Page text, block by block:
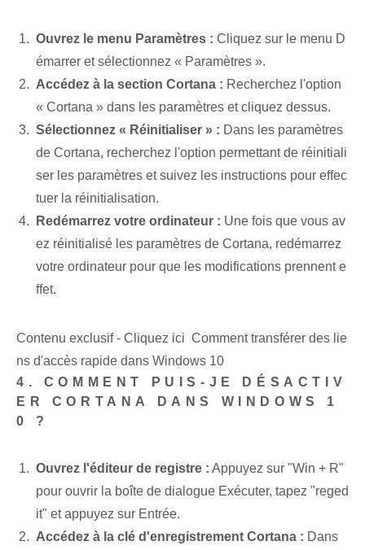
Ouvrez le menu Paramètres : Cliquez sur le menu D
émarrer et sélectionnez « Paramètres ».
Accédez à la section Cortana : Recherchez l'option
« Cortana » dans les paramètres et cliquez dessus.
Sélectionnez « Réinitialiser » : Dans les paramètres
de Cortana, recherchez l'option permettant de réinitiali
ser les paramètres et suivez les instructions pour effec
tuer la réinitialisation.
Redémarrez votre ordinateur : ‍Une fois que vous av
ez réinitialisé les paramètres de Cortana, redémarrez
votre ordinateur pour que les modifications prennent e
ffet.
Contenu exclusif - Cliquez ici Comment transférer des lie
ns d'accès rapide dans Windows 10
4. COMMENT PUIS-JE DÉSACTIV
ER CORTANA DANS WINDOWS 1
0 ?
Ouvrez l'éditeur de registre⁢ : Appuyez sur "Win + R"
pour ouvrir la boîte de dialogue Exécuter, tapez "reged
it" et appuyez sur Entrée.
Accédez à la clé d'enregistrement Cortana : Dans